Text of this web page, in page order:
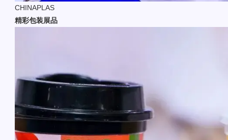
CHINAPLAS
精彩包装展品